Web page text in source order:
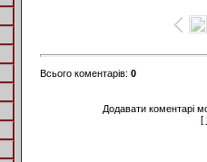
Всього коментарів: 0
Додавати коментарі
[